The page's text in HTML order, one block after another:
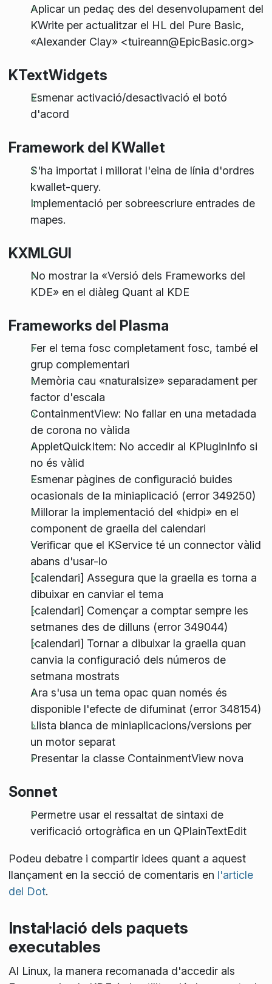
Aplicar un pedaç des del desenvolupament del
KWrite per actualitzar el HL del Pure Basic,
«Alexander Clay» <tuireann@EpicBasic.org>
KTextWidgets
Esmenar activació/desactivació el botó
d'acord
Framework del KWallet
S'ha importat i millorat l'eina de línia d'ordres
kwallet-query.
Implementació per sobreescriure entrades de
mapes.
KXMLGUI
No mostrar la «Versió dels Frameworks del
KDE» en el diàleg Quant al KDE
Frameworks del Plasma
Fer el tema fosc completament fosc, també el
grup complementari
Memòria cau «naturalsize» separadament per
factor d'escala
ContainmentView: No fallar en una metadada
de corona no vàlida
AppletQuickItem: No accedir al KPluginInfo si
no és vàlid
Esmenar pàgines de configuració buides
ocasionals de la miniaplicació (error 349250)
Millorar la implementació del «hidpi» en el
component de graella del calendari
Verificar que el KService té un connector vàlid
abans d'usar-lo
[calendari] Assegura que la graella es torna a
dibuixar en canviar el tema
[calendari] Començar a comptar sempre les
setmanes des de dilluns (error 349044)
[calendari] Tornar a dibuixar la graella quan
canvia la configuració dels números de
setmana mostrats
Ara s'usa un tema opac quan només és
disponible l'efecte de difuminat (error 348154)
Llista blanca de miniaplicacions/versions per
un motor separat
Presentar la classe ContainmentView nova
Sonnet
Permetre usar el ressaltat de sintaxi de
verificació ortogràfica en un QPlainTextEdit
Podeu debatre i compartir idees quant a aquest
llançament en la secció de comentaris en l'article
del Dot.
Instal·lació dels paquets
executables
Al Linux, la manera recomanada d'accedir als